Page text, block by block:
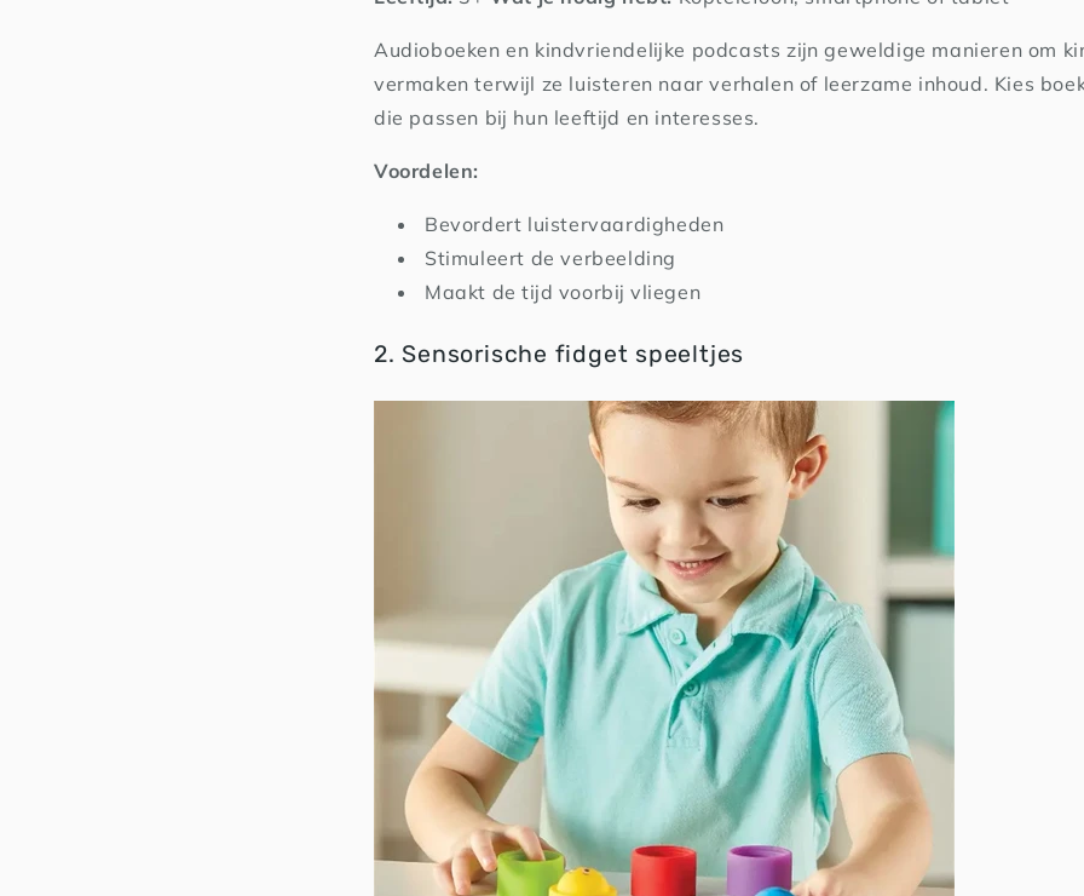
Audioboeken en kindvriendelijke podcasts zijn geweldige manieren om
vermaken terwijl ze luisteren naar verhalen of leerzame inhoud. Kies
die passen bij hun leeftijd en interesses.
Voordelen:
Bevordert luistervaardigheden
Stimuleert de verbeelding
Maakt de tijd voorbij vliegen
2. Sensorische fidget speeltjes